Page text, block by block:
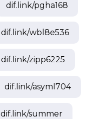
dif.link/pgha168
dif.link/wbl8e536
dif.link/zipp6225
dif.link/asyml704
dif.link/summer